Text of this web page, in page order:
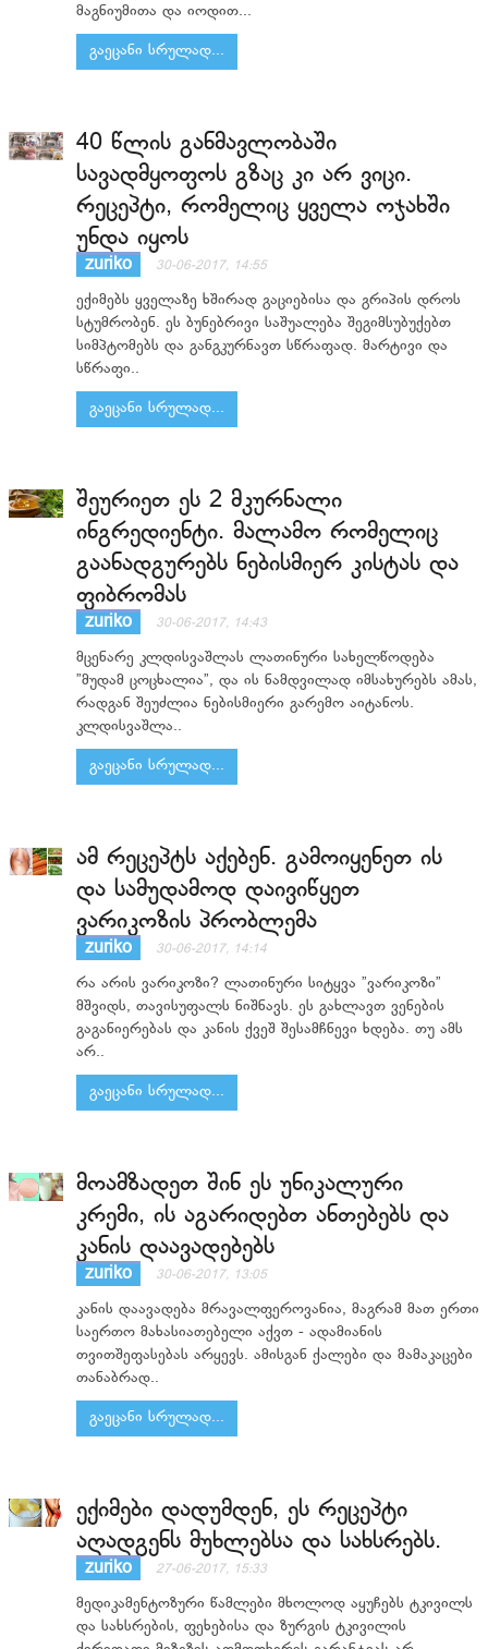
მაგნიუმითა და იოდით...
გაეცანი სრულად...
40 წლის განმავლობაში
სავადმყოფოს გზაც კი არ ვიცი.
რეცეპტი, რომელიც ყველა ოჯახში
უნდა იყოს
zuriko 30-06-2017, 14:55
ექიმებს ყველაზე ხშირად გაციებისა და გრიპის დროს
სტუმრობენ. ეს ბუნებრივი საშუალება შეგიმსუბუქებთ
სიმპტომებს და განგკურნავთ სწრაფად. მარტივი და
სწრაფი..
გაეცანი სრულად...
შეურიეთ ეს 2 მკურნალი
ინგრედიენტი. მალამო რომელიც
გაანადგურებს ნებისმიერ კისტას და
ფიბრომას
zuriko 30-06-2017, 14:43
მცენარე კლდისვაშლას ლათინური სახელწოდება
”მუდამ ცოცხალია”, და ის ნამდვილად იმსახურებს ამას,
რადგან შეუძლია ნებისმიერი გარემო აიტანოს.
კლდისვაშლა..
გაეცანი სრულად...
ამ რეცეპტს აქებენ. გამოიყენეთ ის
და სამუდამოდ დაივიწყეთ
ვარიკოზის პრობლემა
zuriko 30-06-2017, 14:14
რა არის ვარიკოზი? ლათინური სიტყვა ”ვარიკოზი”
მშვიდს, თავისუფალს ნიშნავს. ეს გახლავთ ვენების
გაგანიერებას და კანის ქვეშ შესამჩნევი ხდება. თუ ამს
არ..
გაეცანი სრულად...
მოამზადეთ შინ ეს უნიკალური
კრემი, ის აგარიდებთ ანთებებს და
კანის დაავადებებს
zuriko 30-06-2017, 13:05
კანის დაავადება მრავალფეროვანია, მაგრამ მათ ერთი
საერთო მახასიათებელი აქვთ - ადამიანის
თვითშეფასებას არყევს. ამისგან ქალები და მამაკაცები
თანაბრად..
გაეცანი სრულად...
ექიმები დადუმდენ, ეს რეცეპტი
აღადგენს მუხლებსა და სახსრებს.
zuriko 27-06-2017, 15:33
მედიკამენტოზური წამლები მხოლოდ აყუჩებს ტკივილს
და სახსრების, ფეხებისა და ზურგის ტკივილის